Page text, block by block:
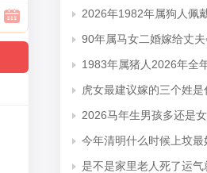
2026年1982年属狗人佩
90年属马女二婚嫁给丈夫
1983年属猪人2026年全
虎女最建议嫁的三个姓是
2026马年生男孩多还是
今年清明什么时候上坟最
是不是家里老人死了运气